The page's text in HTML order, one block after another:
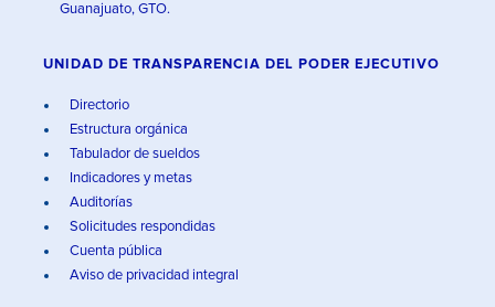
Guanajuato, GTO.
UNIDAD DE TRANSPARENCIA DEL PODER EJECUTIVO
Directorio
Estructura orgánica
Tabulador de sueldos
Indicadores y metas
Auditorías
Solicitudes respondidas
Cuenta pública
Aviso de privacidad integral